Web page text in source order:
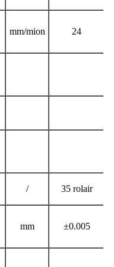
mm/mion 24
/ 35 rolair
mm ±0.005